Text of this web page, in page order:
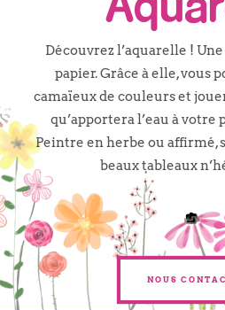
Découvrez l’aquarelle !
papier. Grâce à elle, vous
camaïeux de couleurs et
qu’apportera l’eau à
Peintre en herbe ou affirmé,
beaux tableaux
NOUS